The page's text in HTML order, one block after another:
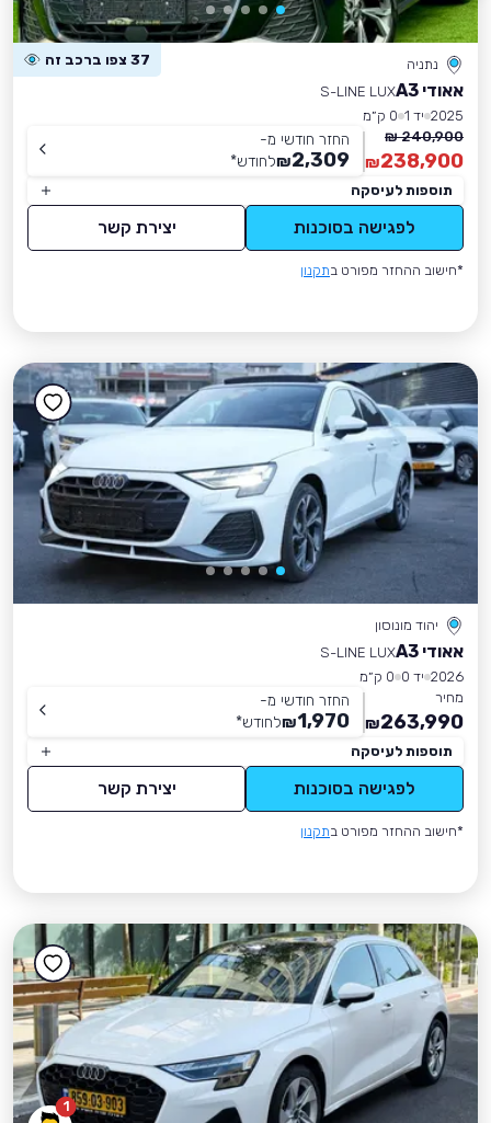
נתניה 37 צפו ברכב זה
אאודי A3
S-LINE LUX
2025 יד 1
0 ק״מ
240,900 ₪
238,900
₪
החזר חודשי מ-
2,309
₪לחודש*
תוספות לעיסקה
לפגישה בסוכנות יצירת קשר
*חישוב ההחזר מפורט בתקנון
יהוד מונוסון
אאודי A3
S-LINE LUX
2026 יד 0
0 ק״מ
מחיר
263,990
₪
החזר חודשי מ-
1,970
₪לחודש*
תוספות לעיסקה
לפגישה בסוכנות יצירת קשר
*חישוב ההחזר מפורט בתקנון
1